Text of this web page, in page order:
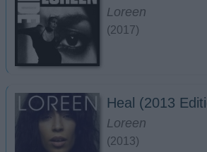
Loreen
(2017)
Heal (2013
Loreen
(2013)